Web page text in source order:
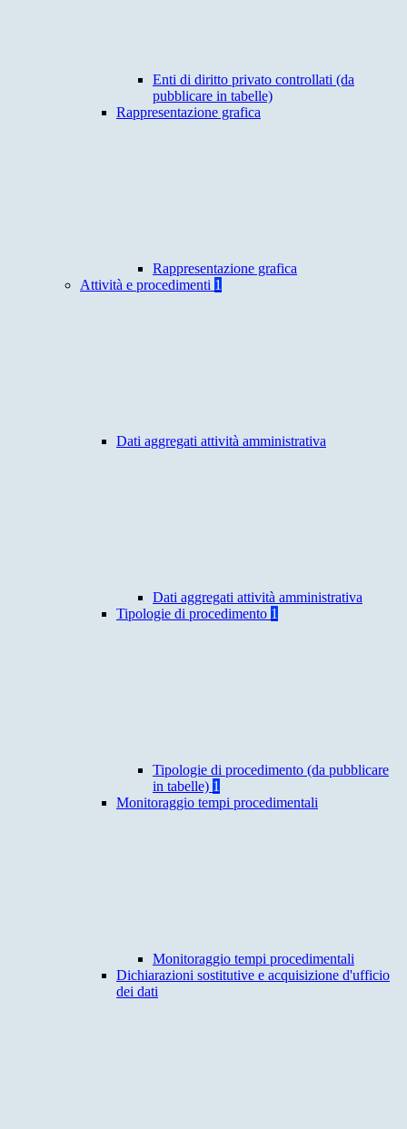
Enti di diritto privato controllati (da
pubblicare in tabelle)
Rappresentazione grafica
Rappresentazione grafica
Attività e procedimenti 1
Dati aggregati attività amministrativa
Dati aggregati attività amministrativa
Tipologie di procedimento 1
Tipologie di procedimento (da pubblicare
in tabelle) 1
Monitoraggio tempi procedimentali
Monitoraggio tempi procedimentali
Dichiarazioni sostitutive e acquisizione d'ufficio
dei dati